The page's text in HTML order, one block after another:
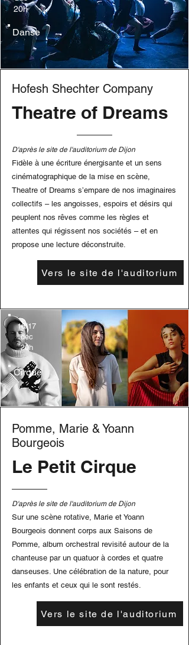
20h
Danse
Hofesh Shechter Company
Theatre of Dreams
D'après le site de l'auditorium de Dijon
Fidèle à une écriture énergisante et un sens
cinématographique de la mise en scène,
Theatre of Dreams s’empare de nos imaginaires
collectifs – les angoisses, espoirs et désirs qui
peuplent nos rêves comme les règles et
attentes qui régissent nos sociétés – et en
propose une lecture déconstruite.
Vers le site de l'auditorium
16/17
dec
20h
Cirque
Pomme, Marie & Yoann
Bourgeois
Le Petit Cirque
D'après le site de l'auditorium de Dijon
Sur une scène rotative, Marie et Yoann
Bourgeois donnent corps aux Saisons de
Pomme, album orchestral revisité autour de la
chanteuse par un quatuor à cordes et quatre
danseuses. Une célébration de la nature, pour
les enfants et ceux qui le sont restés.
Vers le site de l'auditorium